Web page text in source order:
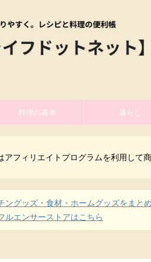
料理の基本 暮らし
アフィリエイトプログラムを利用して
ングッズ・食材・ホームグッズをまとめ
ルエンサーストアはこちら